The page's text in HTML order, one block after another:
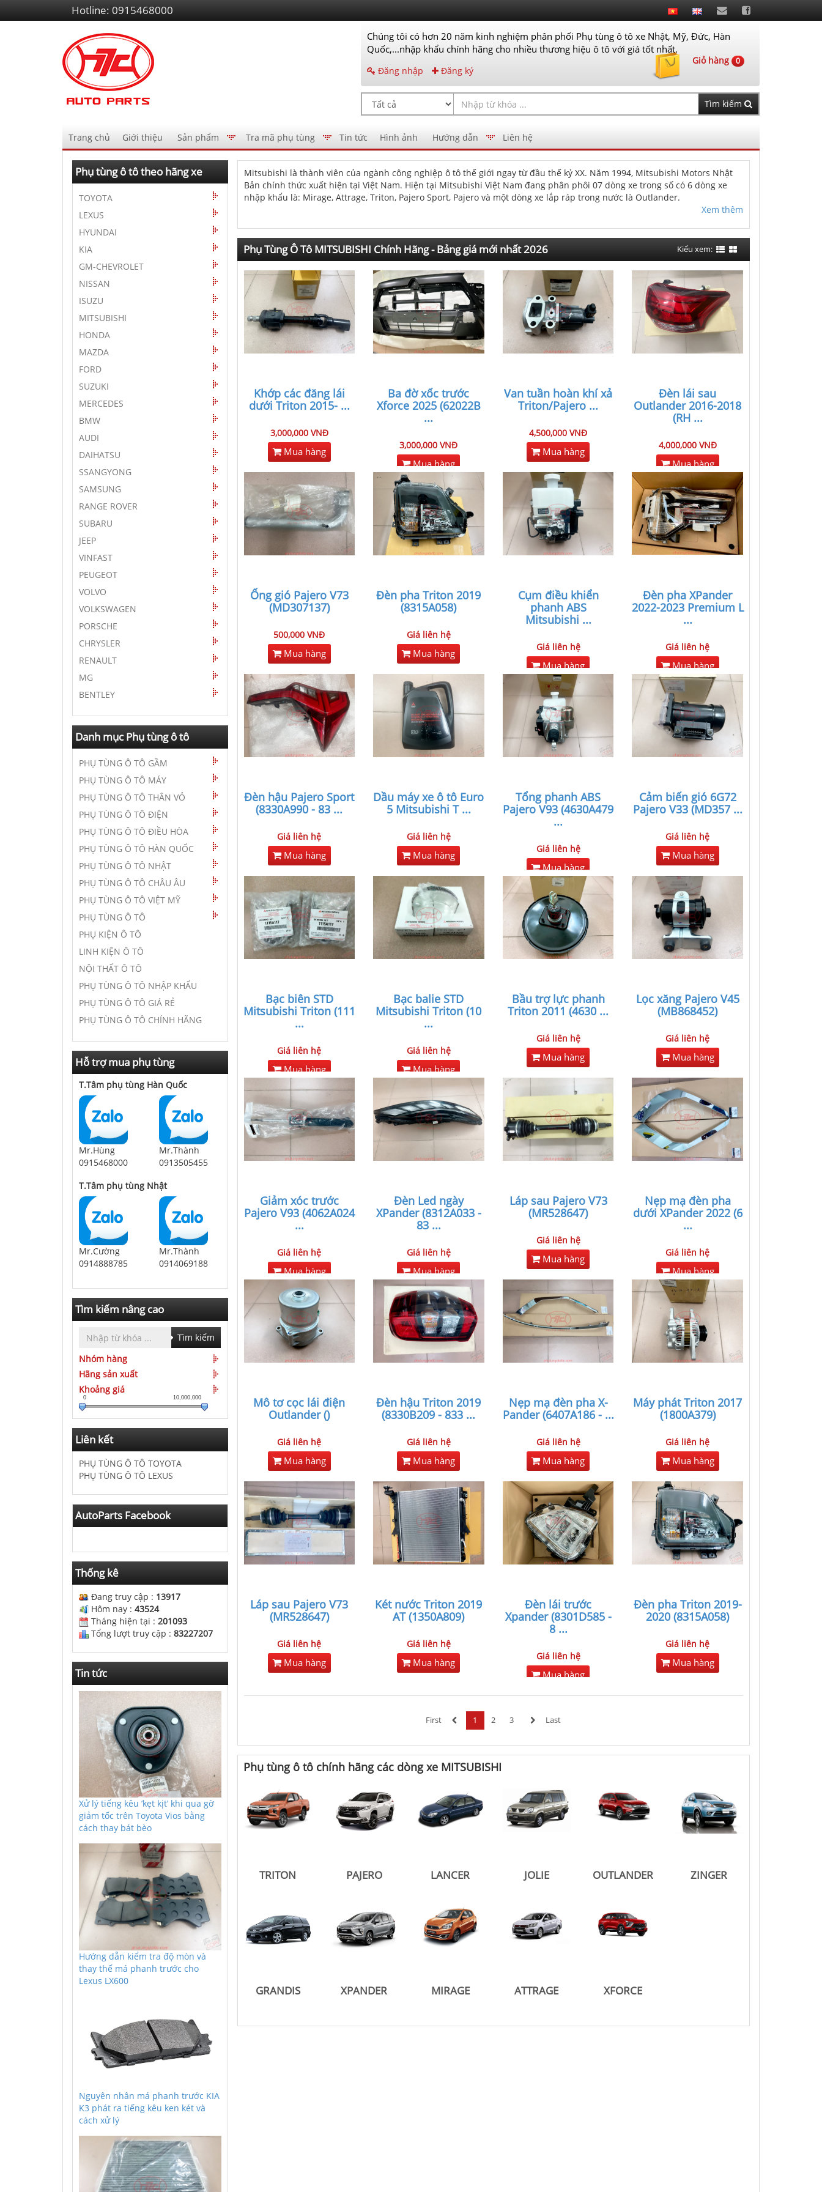
Hotline: 0915468000
Chúng tôi có hơn 20 năm kinh nghiệm phân phối Phụ tùng ô tô xe Nhật, Mỹ, Đức, Hàn
Quốc,...nhập khẩu chính hãng cho nhiều thương hiệu ô tô với giá tốt nhất.
Đăng nhập Đăng ký
Giỏ hàng 0
Tìm kiếm
hướng
AutoPart
Trang chủ Giới thiệu Sản phẩm Tra mã phụ tùng Tin tức Hình ảnh Hướng dẫn Liên hệ
Mitsubishi là thành viên của ngành công nghiệp ô tô thế giới ngay từ đầu thế kỷ XX. Năm 1994, Mitsubishi Motors Nhật
Bản chính thức xuất hiện tại Việt Nam. Hiện tại Mitsubishi Việt Nam đang phân phôi 07 dòng xe trong số có 6 dòng xe
nhập khẩu là: Mirage, Attrage, Triton, Pajero Sport, Pajero và một dòng xe lắp ráp trong nước là Outlander.
Xem thêm
Phụ Tùng Ô Tô MITSUBISHI Chính Hãng - Bảng giá mới nhất 2026 Kiểu xem:
Khớp các đăng lái
dưới Triton 2015-...
3,000,000 VNĐ
Mua hàng
Ba đờ xốc trước
Xforce 2025 (62022B
...
3,000,000 VNĐ
Mua hàng
Van tuần hoàn khí xả
Triton/Pajero ...
4,500,000 VNĐ
Mua hàng
Đèn lái sau
Outlander 2016-2018
(RH...
4,000,000 VNĐ
Mua hàng
Ống gió Pajero V73
(MD307137)
500,000 VNĐ
Mua hàng
Đèn pha Triton 2019
(8315A058)
Giá liên hệ
Mua hàng
Cụm điều khiển
phanh ABS
Mitsubishi ...
Giá liên hệ
Mua hàng
Đèn pha XPander
2022-2023 Premium L
...
Giá liên hệ
Mua hàng
Đèn hậu Pajero Sport
(8330A990 - 83 ...
Giá liên hệ
Mua hàng
Dầu máy xe ô tô Euro
5 Mitsubishi T...
Giá liên hệ
Mua hàng
Tổng phanh ABS
Pajero V93 (4630A479
...
Giá liên hệ
Mua hàng
Cảm biến gió 6G72
Pajero V33 (MD357...
Giá liên hệ
Mua hàng
Bạc biên STD
Mitsubishi Triton (111
...
Giá liên hệ
Mua hàng
Bạc balie STD
Mitsubishi Triton (10
...
Giá liên hệ
Mua hàng
Bầu trợ lực phanh
Triton 2011 (4630 ...
Giá liên hệ
Mua hàng
Lọc xăng Pajero V45
(MB868452)
Giá liên hệ
Mua hàng
Giảm xóc trước
Pajero V93 (4062A024
...
Giá liên hệ
Mua hàng
Đèn Led ngày
XPander (8312A033 -
83...
Giá liên hệ
Mua hàng
Láp sau Pajero V73
(MR528647)
Giá liên hệ
Mua hàng
Nẹp mạ đèn pha
dưới XPander 2022 (6
...
Giá liên hệ
Mua hàng
Mô tơ cọc lái điện
Outlander ()
Giá liên hệ
Mua hàng
Đèn hậu Triton 2019
(8330B209 - 833 ...
Giá liên hệ
Mua hàng
Nẹp mạ đèn pha X-
Pander (6407A186 -...
Giá liên hệ
Mua hàng
Máy phát Triton 2017
(1800A379)
Giá liên hệ
Mua hàng
Láp sau Pajero V73
(MR528647)
Giá liên hệ
Mua hàng
Két nước Triton 2019
AT (1350A809)
Giá liên hệ
Mua hàng
Đèn lái trước
Xpander (8301D585 -
8...
Giá liên hệ
Mua hàng
Đèn pha Triton 2019-
2020 (8315A058)
Giá liên hệ
Mua hàng
First 1 2 3 Last
Phụ tùng ô tô chính hãng các dòng xe MITSUBISHI
TRITON PAJERO LANCER JOLIE OUTLANDER ZINGER
GRANDIS XPANDER MIRAGE ATTRAGE XFORCE
Phụ tùng ô tô theo hãng xe
TOYOTA
LEXUS
HYUNDAI
KIA
GM-CHEVROLET
NISSAN
ISUZU
MITSUBISHI
HONDA
MAZDA
FORD
SUZUKI
MERCEDES
BMW
AUDI
DAIHATSU
SSANGYONG
SAMSUNG
RANGE ROVER
SUBARU
JEEP
VINFAST
PEUGEOT
VOLVO
VOLKSWAGEN
PORSCHE
CHRYSLER
RENAULT
MG
BENTLEY
Danh mục Phụ tùng ô tô
PHỤ TÙNG Ô TÔ GẦM
PHỤ TÙNG Ô TÔ MÁY
PHỤ TÙNG Ô TÔ THÂN VỎ
PHỤ TÙNG Ô TÔ ĐIỆN
PHỤ TÙNG Ô TÔ ĐIỀU HÒA
PHỤ TÙNG Ô TÔ HÀN QUỐC
PHỤ TÙNG Ô TÔ NHẬT
PHỤ TÙNG Ô TÔ CHÂU ÂU
PHỤ TÙNG Ô TÔ VIỆT MỸ
PHỤ TÙNG Ô TÔ
PHỤ KIỆN Ô TÔ
LINH KIỆN Ô TÔ
NỘI THẤT Ô TÔ
PHỤ TÙNG Ô TÔ NHẬP KHẨU
PHỤ TÙNG Ô TÔ GIÁ RẺ
PHỤ TÙNG Ô TÔ CHÍNH HÃNG
Hỗ trợ mua phụ tùng
T.Tâm phụ tùng Hàn Quốc
Mr.Hùng
0915468000
Mr.Thành
0913505455
T.Tâm phụ tùng Nhật
Mr.Cường
0914888785
Mr.Thành
0914069188
Tìm kiếm nâng cao
Tìm kiếm
Nhóm hàng
Hãng sản xuất
Khoảng giá
0 10,000,000
Liên kết
PHỤ TÙNG Ô TÔ TOYOTA
PHỤ TÙNG Ô TÔ LEXUS
AutoParts Facebook
Thống kê
Đang truy cập : 13917
Hôm nay : 43524
Tháng hiện tại : 201093
Tổng lượt truy cập : 83227207
Tin tức
Xử lý tiếng kêu ’kẹt kịt’ khi qua gờ
giảm tốc trên Toyota Vios bằng
cách thay bát bèo
Hướng dẫn kiểm tra độ mòn và
thay thế má phanh trước cho
Lexus LX600
Nguyên nhân má phanh trước KIA
K3 phát ra tiếng kêu ken két và
cách xử lý